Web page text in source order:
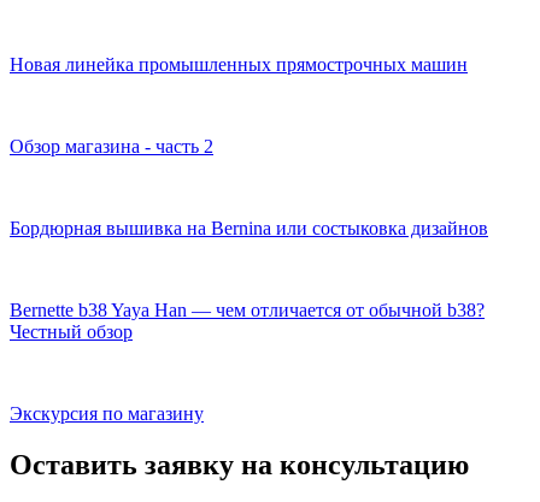
Новая линейка промышленных прямострочных машин
Обзор магазина - часть 2
Бордюрная вышивка на Bernina или состыковка дизайнов
Bernette b38 Yaya Han — чем отличается от обычной b38?
Честный обзор
Экскурсия по магазину
Оставить заявку на консультацию